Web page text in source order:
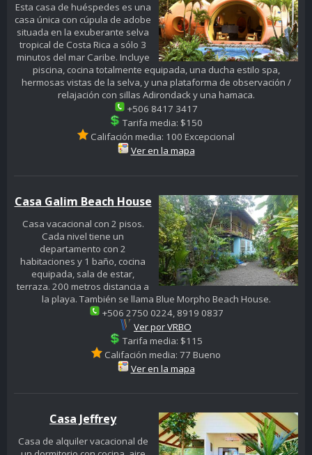
Esta casa de huéspedes es una
casa única con cúpula de adobe
situada en la exuberante selva
tropical de Costa Rica a sólo 3
minutos del mar Caribe. Incluye
piscina, cocina totalmente equipada, una ducha estilo spa,
hermosas vistas de la selva, y una plataforma de observación /
relajación con sillas Adirondack y una hamaca.
+506 8417 3417
Tarifa media: $150
Califación media: 100 Excepcional
Ver en la mapa
Casa Galim Beach House
Casa vacacional con 2 pisos.
Cada nivel tiene un
departamento con 2
habitaciones y 1 baño, cocina
equipada, sala de estar,
terraza. 200 metros distancia a
la playa. También se llama Blue Morpho Beach House.
+506 2750 0224, 8919 0837
Ver por VRBO
Tarifa media: $115
Califación media: 77 Bueno
Ver en la mapa
Casa Jeffrey
Casa de alquiler vacacional de